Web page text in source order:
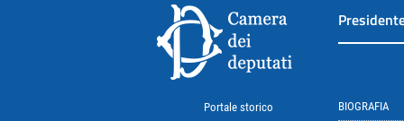
Portale storico
BIOGRAFIA